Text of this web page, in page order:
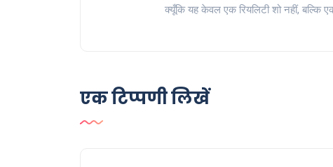
क्यूँकि यह केवल एक रियलिटी शो नहीं,
एक टिप्पणी लिखें